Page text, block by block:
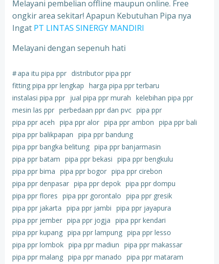
Melayani pembelian offline maupun online. Free
ongkir area sekitar! Apapun Kebutuhan Pipa nya
Ingat PT LINTAS SINERGY MANDIRI
Melayani dengan sepenuh hati
#apa itu pipa ppr distributor pipa ppr
fitting pipa ppr lengkap harga pipa ppr terbaru
instalasi pipa ppr jual pipa ppr murah kelebihan pipa ppr
mesin las ppr perbedaan ppr dan pvc pipa ppr
pipa ppr aceh pipa ppr alor pipa ppr ambon pipa ppr bali
pipa ppr balikpapan pipa ppr bandung
pipa ppr bangka belitung pipa ppr banjarmasin
pipa ppr batam pipa ppr bekasi pipa ppr bengkulu
pipa ppr bima pipa ppr bogor pipa ppr cirebon
pipa ppr denpasar pipa ppr depok pipa ppr dompu
pipa ppr flores pipa ppr gorontalo pipa ppr gresik
pipa ppr jakarta pipa ppr jambi pipa ppr jayapura
pipa ppr jember pipa ppr jogja pipa ppr kendari
pipa ppr kupang pipa ppr lampung pipa ppr lesso
pipa ppr lombok pipa ppr madiun pipa ppr makassar
pipa ppr malang pipa ppr manado pipa ppr mataram